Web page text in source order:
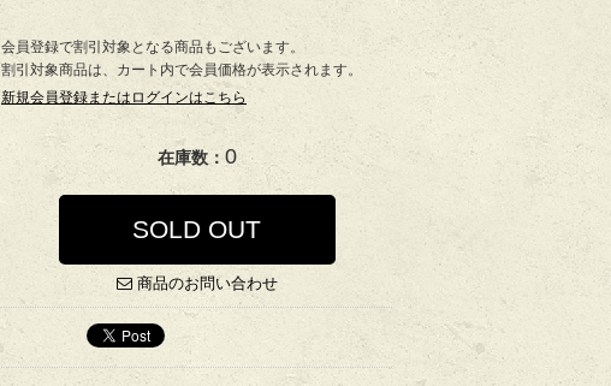
会員登録で割引対象となる商品もございます。
割引対象商品は、カート内で会員価格が表示されます。
新規会員登録またはログインはこちら
在庫数：0
SOLD OUT
商品のお問い合わせ